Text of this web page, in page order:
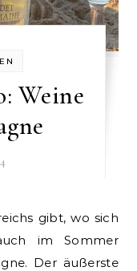
Weine
gibt, wo sich
im Sommer
Der äußerste